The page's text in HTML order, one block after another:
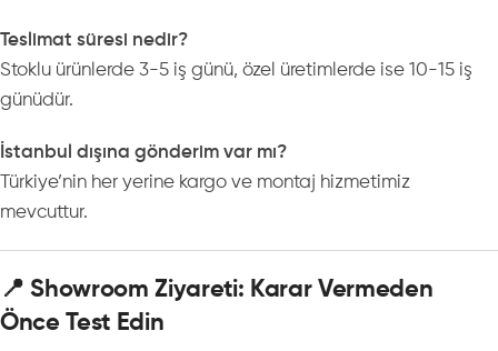
Teslimat süresi nedir?
Stoklu ürünlerde 3-5 iş günü, özel üretimlerde ise 10-15 iş
günüdür.
İstanbul dışına gönderim var mı?
Türkiye’nin her yerine kargo ve montaj hizmetimiz
mevcuttur.
📍 Showroom Ziyareti: Karar Vermeden
Önce Test Edin